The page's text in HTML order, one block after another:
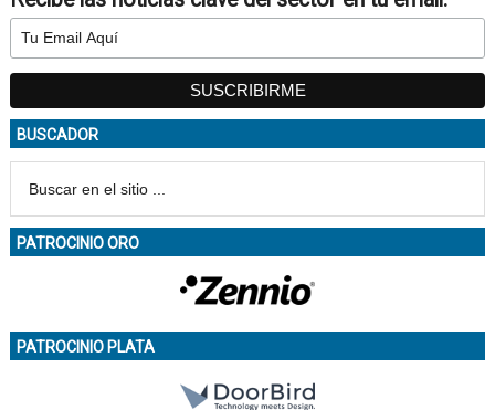
BUSCADOR
PATROCINIO ORO
PATROCINIO PLATA